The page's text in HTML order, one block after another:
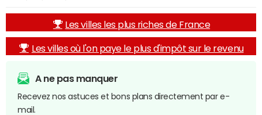
Les villes les plus riches de France
Les villes où l'on paye le plus d'impôt sur le revenu
A ne pas manquer
Recevez nos astuces et bons plans directement par e-
mail.